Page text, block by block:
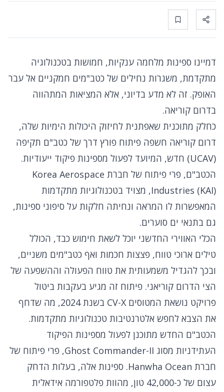
Share
Bookmark
דמיינו ספינות מלחמה ענקיות, חמושות בטכנולוגיה
מתקדמת, משגרות נחילים של כטב"מים חמקניים אל עבר
האופק. זה לא מדע בדיוני, אלא המציאות המתהווה
בדרום קוריאה.
כחלק מתוכנית שאפתנית לחיזוק היכולות הימיות שלה,
דרום קוריאה חשפה פיתוח פורץ דרך של כטב"ם תקיפה
(UCAV) חדש, המיועד לפעול מספינות פיקוד ייעודיות.
הכטב"ם, פרי פיתוח של חברת Korea Aerospace
Industries (KAI), מצויד בטכנולוגיות מתקדמות
המאפשרות לו המראה ונחיתה חלקות על סיפוני ספינות,
גם בתנאי ים סוערים.
הכלי האווירי החדשני יוכל לשאת חימוש כבד, הכולל
טילים ארוכי טווח, פצצות חכמות ואף כטב"מים משניים,
ובכך להגדיל משמעותית את טווח הפעולה וההשפעה של
הצי הדרום קוריאני. פיתוח זה מגיע בעקבות ביטול
פרויקט נושאת המטוסים CV-X בשנת 2024, מה שדחף
את הצבא לחפש אלטרנטיבות טכנולוגיות מתקדמות.
הכטב"ם החדש מתוכנן לפעול מספינות הפיקוד
העתידניות מסוג Ghost Commander-II, פרי פיתוח של
חברת Hanwha Ocean. ספינות אלה, בעלות הדחק
עצום של כ-42,000 טון, מהוות פלטפורמה אידאלית